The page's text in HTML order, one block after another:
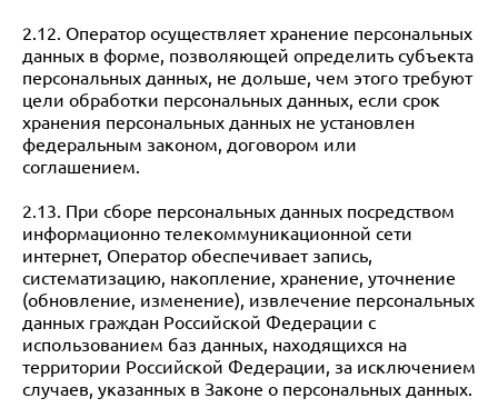
2.12. Оператор осуществляет хранение персональных
данных в форме, позволяющей определить субъекта
персональных данных, не дольше, чем этого требуют
цели обработки персональных данных, если срок
хранения персональных данных не установлен
федеральным законом, договором или
соглашением.
2.13. При сборе персональных данных посредством
информационно телекоммуникационной сети
интернет, Оператор обеспечивает запись,
систематизацию, накопление, хранение, уточнение
(обновление, изменение), извлечение персональных
данных граждан Российской Федерации с
использованием баз данных, находящихся на
территории Российской Федерации, за исключением
случаев, указанных в Законе о персональных данных.